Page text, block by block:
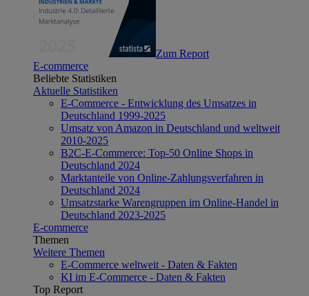
Zum Report
E-commerce
Beliebte Statistiken
Aktuelle Statistiken
E-Commerce - Entwicklung des Umsatzes in
Deutschland 1999-2025
Umsatz von Amazon in Deutschland und weltweit
2010-2025
B2C-E-Commerce: Top-50 Online Shops in
Deutschland 2024
Marktanteile von Online-Zahlungsverfahren in
Deutschland 2024
Umsatzstarke Warengruppen im Online-Handel in
Deutschland 2023-2025
E-commerce
Themen
Weitere Themen
E-Commerce weltweit - Daten & Fakten
KI im E-Commerce - Daten & Fakten
Top Report